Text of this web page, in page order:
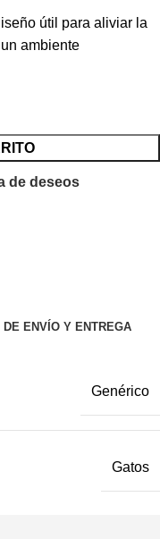
útil para aliviar la
ambiente
de deseos
DE ENVÍO Y ENTREGA
Genérico
Gatos